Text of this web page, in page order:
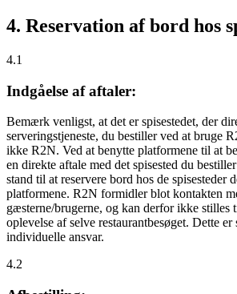
4. Reservation af bord hos
4.1
Indgåelse af aftaler:
Bemærk venligst, at det er spisestedet, der
serveringstjeneste, du bestiller ved at bruge
ikke R2N. Ved at benytte platformene til at
en direkte aftale med det spisested du
stand til at reservere bord hos de spisesteder
platformene. R2N formidler blot kontakten
gæsterne/brugerne, og kan derfor ikke stilles
oplevelse af selve restaurantbesøget. Dette er
individuelle ansvar.
4.2